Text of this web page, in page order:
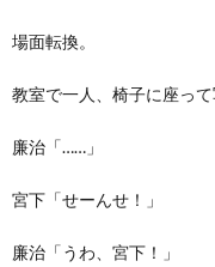
場面転換。
教室で一人、椅子に座って
廉治「……」
宮下「せーんせ！」
廉治「うわ、宮下！」